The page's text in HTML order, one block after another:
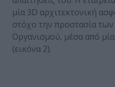
μία 3D αρχιτεκτονική
στόχο την προστασία
Οργανισμού, μέσα από
(εικόνα 2).